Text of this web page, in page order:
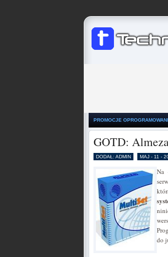
PROMOCJE
GOTD:
DODAŁ: ADMIN MAJ - 11 -
Na
do